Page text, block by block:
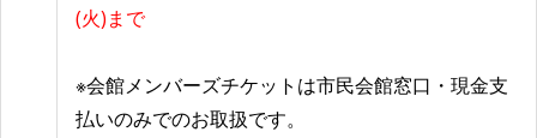
(火)まで
※会館メンバーズチケットは市民会館窓口・現金支
払いのみでのお取扱です。